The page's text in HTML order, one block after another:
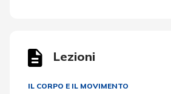
Lezioni
IL CORPO E IL MOVIMENTO